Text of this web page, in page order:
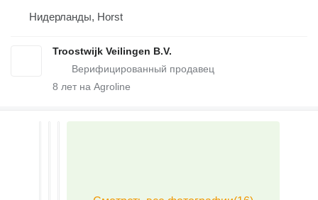
Нидерланды, Horst
Troostwijk Veilingen B.V.
8 лет на Agroline